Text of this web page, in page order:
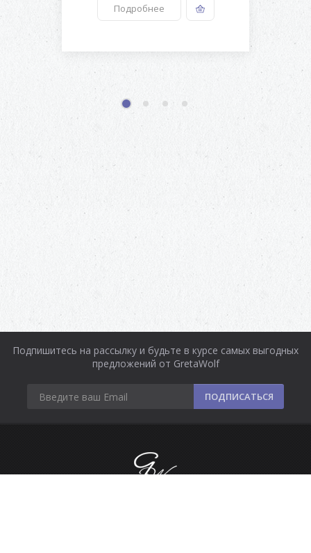
Подробнее
1 2 3 4
Подпишитесь на рассылку и будьте в курсе самых выгодных
предложений от GretaWolf
ПОДПИСАТЬСЯ